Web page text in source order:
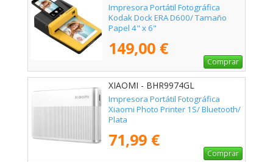
Impresora Portátil Fotográfica
Kodak Dock ERA D600/ Tamaño
Papel 4" x 6"
149,00 €
Comprar
XIAOMI - BHR9974GL
Impresora Portátil Fotográfica
Xiaomi Photo Printer 1S/ Bluetooth/
Plata
71,99 €
Comprar